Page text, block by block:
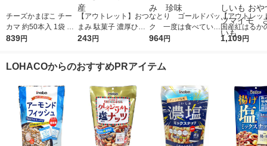
チーズかまぼこ チー
カマ 約50本入 1袋 な
とり 個包装 大容量 お
839円
【アウトレット】おつ
まみ 駄菓子 濃厚ひと
くちソースカツ 大
243円
なとり ゴールドパッ
ク 一度は食べていた
だきたい おいしいあ
964円
【アウトレッ
国産紅はるか
＜訳あり徳用
1,109円
LOHACOからのおすすめPRアイテム